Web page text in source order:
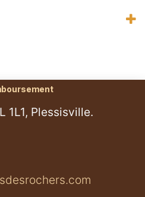
1L1, Plessisville.